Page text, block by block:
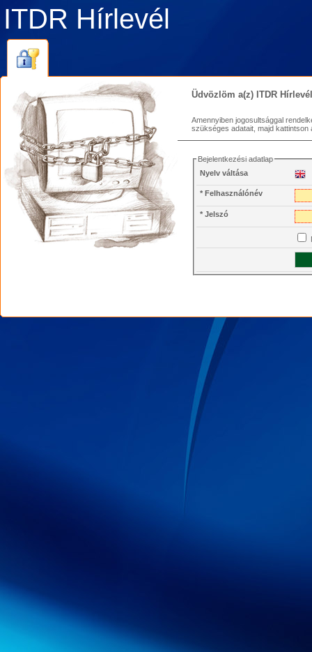
ITDR Hírlevél
Üdvözlöm a(z) ITDR Hírlevél
Amennyiben jogosultsággal
szükséges adatait, majd kattintson
Bejelentkezési adatlap
Nyelv váltása
* Felhasználónév
* Jelszó